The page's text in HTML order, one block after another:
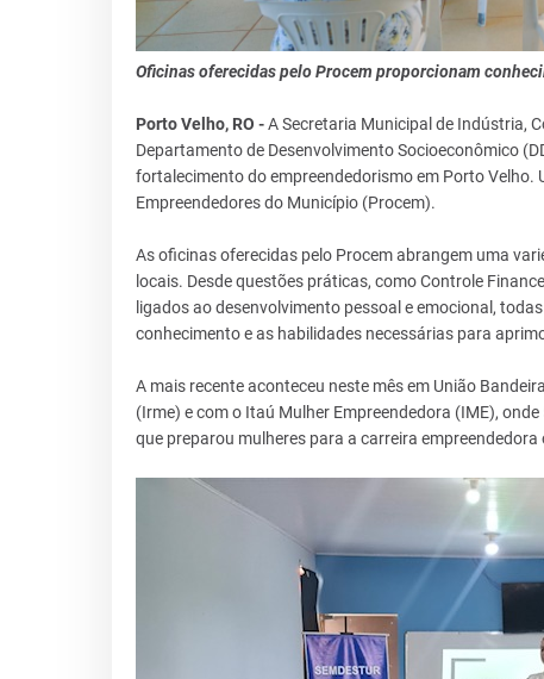
Oficinas oferecidas pelo Procem proporcionam
Porto Velho, RO -A Secretaria Municipal de Indústria,
Departamento de Desenvolvimento Socioeconômico
fortalecimento do empreendedorismo em Porto
Empreendedores do Município (Procem).
As oficinas oferecidas pelo Procem abrangem uma
locais. Desde questões práticas, como Controle
ligados ao desenvolvimento pessoal e emocional,
conhecimento e as habilidades necessárias para
A mais recente aconteceu neste mês em União
(Irme) e com o Itaú Mulher Empreendedora (IME),
que preparou mulheres para a carreira